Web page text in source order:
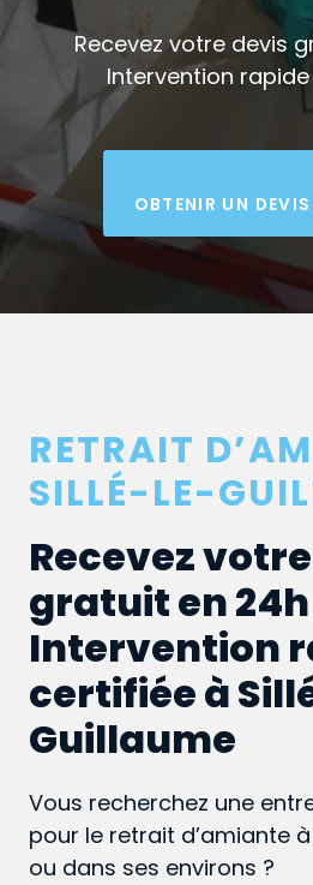
Recevez votre devis
Intervention
OBTENIR UN
RETRAIT
SILLÉ-LE-
Recevez
gratuit en
Intervention
certifiée à
Guillaume
Vous recherchez une
pour le retrait d’amiante
ou dans ses environs ?